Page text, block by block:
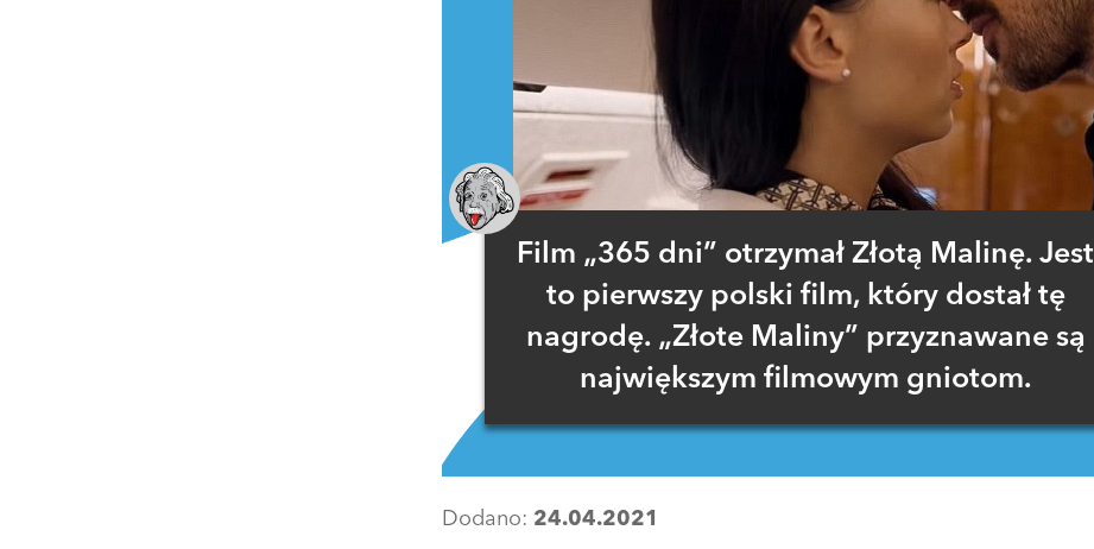
Film „365 dni” otrzymał Złotą Malinę. Jest
to pierwszy polski film, który dostał tę
nagrodę. „Złote Maliny” przyznawane są
największym filmowym gniotom.
Dodano: 24.04.2021